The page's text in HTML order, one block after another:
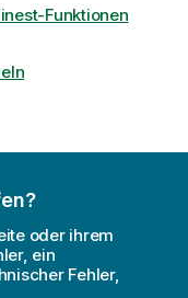
Funktionen
oder ihrem
ein
Fehler,